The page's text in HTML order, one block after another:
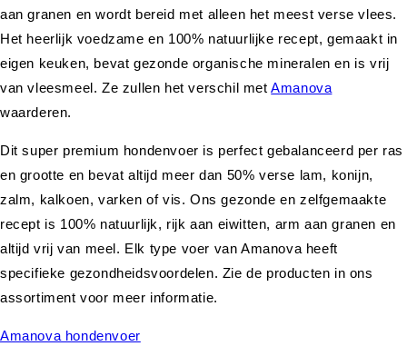
aan granen en wordt bereid met alleen het meest verse vlees.
Het heerlijk voedzame en 100% natuurlijke recept, gemaakt in
eigen keuken, bevat gezonde organische mineralen en is vrij
van vleesmeel. Ze zullen het verschil metAmanova
waarderen.
Dit super premium hondenvoer is perfect gebalanceerd per ras
en grootte en bevat altijd meer dan 50% verse lam, konijn,
zalm, kalkoen, varken of vis. Ons gezonde en zelfgemaakte
recept is 100% natuurlijk, rijk aan eiwitten, arm aan granen en
altijd vrij van meel. Elk type voer van Amanova heeft
specifieke gezondheidsvoordelen. Zie de producten in ons
assortiment voor meer informatie.
Amanova hondenvoer